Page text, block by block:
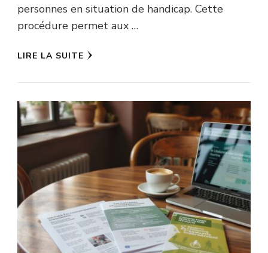
personnes en situation de handicap. Cette
procédure permet aux …
LIRE LA SUITE